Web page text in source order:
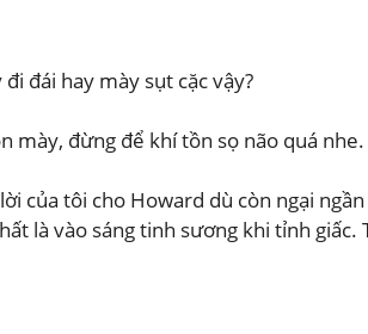
đái hay mày sụt cặc vậy?
mày, đừng để khí tồn sọ não quá nhe.
của tôi cho Howard dù còn ngại ngần
là vào sáng tinh sương khi tỉnh giấc.